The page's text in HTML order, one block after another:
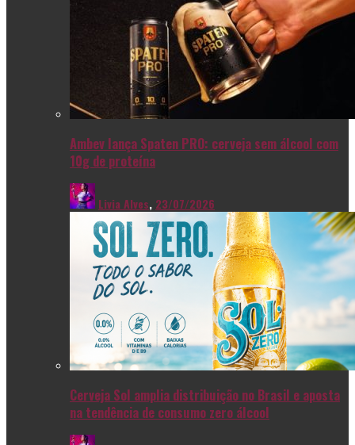
Ambev lança Spaten PRO: cerveja sem álcool com
10g de proteína
Livia Alves, 23/07/2026
Cerveja Sol amplia distribuição no Brasil e aposta
na tendência de consumo zero álcool